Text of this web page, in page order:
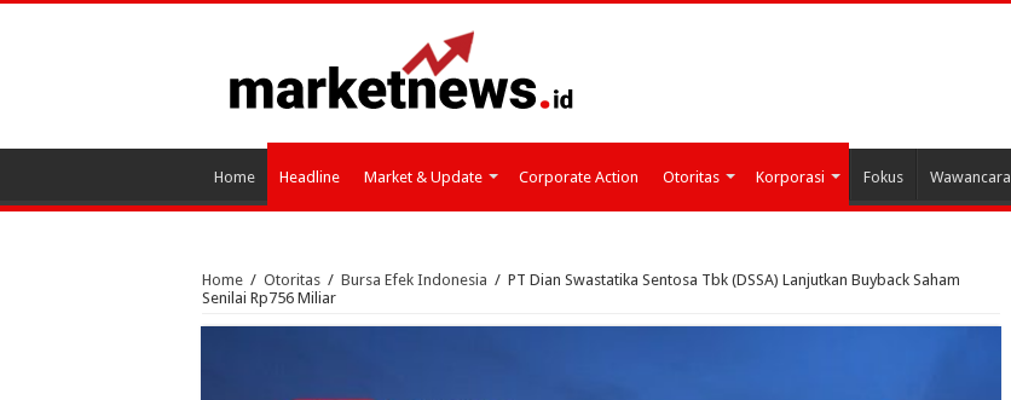
Home Headline Market & Update Corporate Action Otoritas Korporasi Fokus Wawancara
Home / Otoritas / Bursa Efek Indonesia / PT Dian Swastatika Sentosa Tbk (DSSA) Lanjutkan Buyback Saham
Senilai Rp756 Miliar